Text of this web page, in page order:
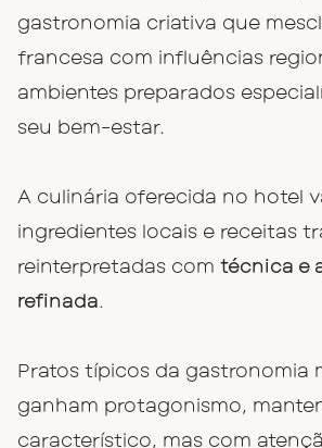
gastronomia criativa que
francesa com influências
ambientes preparados
seu bem-estar.
A culinária oferecida no hotel
ingredientes locais e receitas
reinterpretadas com técnica e
refinada.
Pratos típicos da gastronomia
ganham protagonismo,
característico, mas com